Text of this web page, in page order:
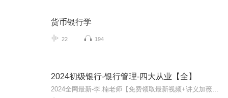
货币银行学
22 194
2024初级银行-银行管理-四大从业【全】